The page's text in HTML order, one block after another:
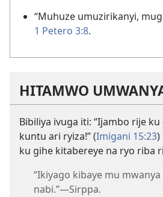
“Muhuze umuzirikanyi,
1 Petero 3:8.
HITAMWO
Bibiliya ivuga iti: “Ijambo rije
kuntu ari ryiza!” (Imigani 15:23)
ku gihe kitabereye na ryo riba
“Ikiyago kibaye mu
nabi.”—Sirppa.